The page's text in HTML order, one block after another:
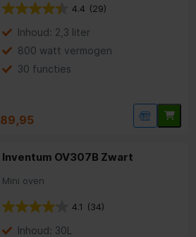
4.4 (29)
Inhoud: 2,3 liter
800 watt vermogen
30 functies
89,95
Inventum OV307B Zwart
Mini oven
4.1 (34)
Inhoud: 30L